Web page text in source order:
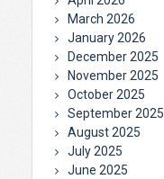
March 2026
January 2026
December 2025
November 2025
October 2025
September 2025
August 2025
July 2025
June 2025